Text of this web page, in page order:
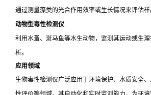
通过测量藻类的光合作用效率或生长情况来评估样
动物型毒性检测仪
利用水蚤、斑马鱼等水生动物，监测其运动或生
析。
应用领域
生物毒性检测仪广泛应用于环境保护、水质安全